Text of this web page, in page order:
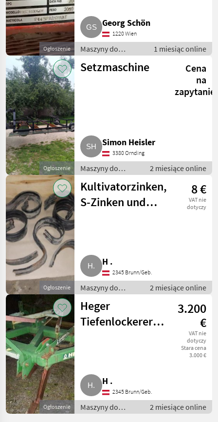
Ogłoszenie
Georg Schön
1220 Wien
Maszyny do
warzywnictwa /
Inne maszyny do
1 miesiąc online
Ogłoszenie
Setzmaschine
Cena
na
zapytanie
Simon Heisler
3380 Ornding
Maszyny do
warzywnictwa /
Inne maszyny do
warzywnictwa
2 miesiące online
Ogłoszenie
Kultivatorzinken,
S-Zinken und
8 €
VAT nie
dotyczy
H .
2345 Brunn/Geb.
Maszyny do
warzywnictwa /
Inne maszyny do
warzywnictwa
2 miesiące online
Ogłoszenie
Heger
Tiefenlockerer
3.200
€
VAT nie
dotyczy
Stara cena
3.000 €
H .
2345 Brunn/Geb.
Maszyny do
warzywnictwa /
2 miesiące online